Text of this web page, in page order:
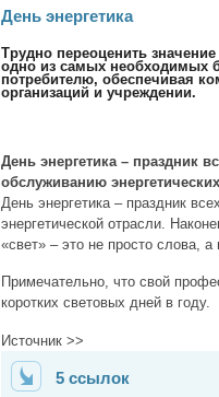
День энергетика
Трудно переоценить
одно из самых необходимых
потребителю, обеспечивая
организаций и учреждении.
День энергетика – праздник
обслуживанию
День энергетика – праздник
энергетической отрасли.
«свет» – это не просто слова,
Примечательно, что свой
коротких световых дней в году.
Источник >>
5 ссылок